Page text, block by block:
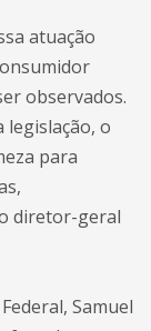
atuação
observados.
legislação, o
para
diretor-geral
Samuel